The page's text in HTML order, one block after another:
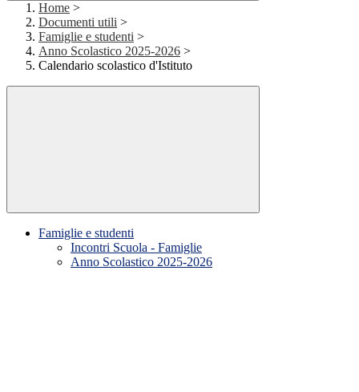
Home >
Documenti utili >
Famiglie e studenti >
Anno Scolastico 2025-2026 >
Calendario scolastico d'Istituto
Famiglie e studenti
Incontri Scuola - Famiglie
Anno Scolastico 2025-2026